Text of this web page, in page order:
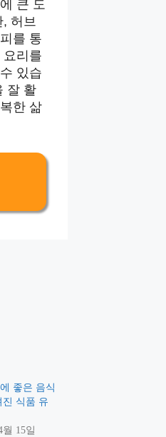
큰 도
, 허브
를 통
리를
있습
잘 활
한 삶
좋은 음식
진 식품 유
월 15일